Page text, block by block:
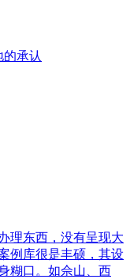
的承认
理东西，没有呈现大
例库很是丰硕，其设
糊口。如佘山、西